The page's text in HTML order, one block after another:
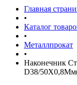
Главная
•
Каталог
•
Металлпрокат
•
Наконечник
D38/